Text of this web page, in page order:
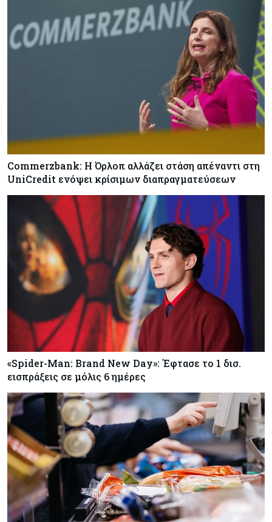
Commerzbank: Η Όρλοπ αλλάζει στάση απέναντι στη
UniCredit ενόψει κρίσιμων διαπραγματεύσεων
«Spider-Man: Brand New Day»: Έφτασε το 1 δισ.
εισπράξεις σε μόλις 6 ημέρες